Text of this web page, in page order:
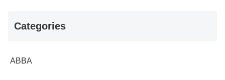
Categories
ABBA